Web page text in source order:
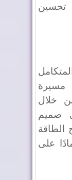
تحسين
مسيرة
خلال
صميم
الطاقة
على